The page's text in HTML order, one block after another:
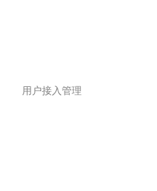
用户接入管理